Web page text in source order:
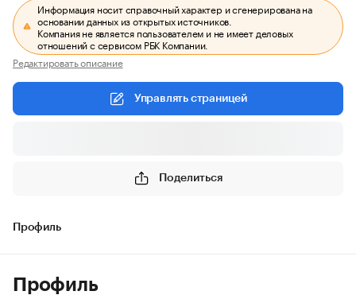
Информация носит справочный характер и сгенерирована на
основании данных из открытых источников.
Компания не является пользователем и не имеет деловых
отношений с сервисом РБК Компании.
Редактировать описание
Управлять страницей
Поделиться
Профиль
Профиль